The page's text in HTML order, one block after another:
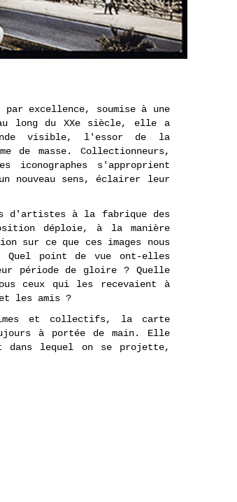
excellence, soumise à une
long du XXe siècle, elle a
visible, l'essor de la
de masse. Collectionneurs,
iconographes s'approprient
nouveau sens, éclairer leur
d'artistes à la fabrique des
déploie, à la manière
sur ce que ces images nous
point de vue ont-elles
période de gloire ? Quelle
ceux qui les recevaient à
les amis ?
et collectifs, la carte
à portée de main. Elle
lequel on se projette,